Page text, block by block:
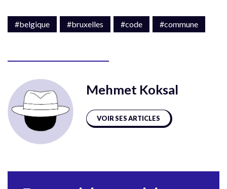
#belgique #bruxelles #code #commune
Mehmet Koksal
VOIR SES ARTICLES